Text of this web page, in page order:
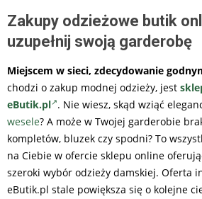
Zakupy odzieżowe butik
uzupełnij swoją garderobę
Miejscem w sieci, zdecydowanie
chodzi o zakup modnej odzieży, jest
eButik.pl . Nie wiesz, skąd wziąć
wesele? A może w Twojej garderobie
kompletów, bluzek czy spodni? To
na Ciebie w ofercie sklepu online
szeroki wybór odzieży damskiej. Oferta
eButik.pl stale powiększa się o kolejne